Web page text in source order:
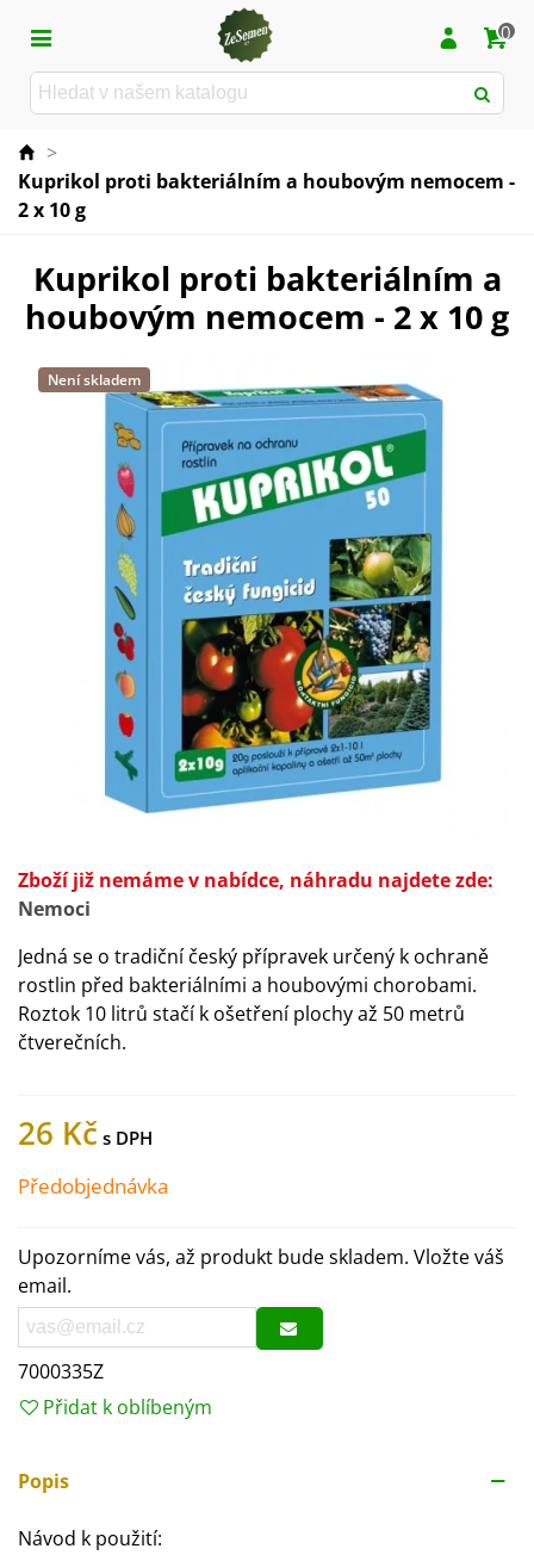
0
>
Kuprikol proti bakteriálním a houbovým nemocem -
2 x 10 g
Kuprikol proti bakteriálním a
houbovým nemocem - 2 x 10 g
Není skladem
Zboží již nemáme v nabídce, náhradu najdete zde:
Nemoci
Jedná se o tradiční český přípravek určený k ochraně
rostlin před bakteriálními a houbovými chorobami.
Roztok 10 litrů stačí k ošetření plochy až 50 metrů
čtverečních.
26 Kč
Předobjednávka
Upozorníme vás, až produkt bude skladem. Vložte váš
email.
7000335Z
Přidat k oblíbeným
Popis
Návod k použití: